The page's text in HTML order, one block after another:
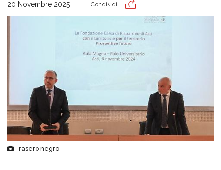
20 Novembre 2025 Condividi
rasero negro